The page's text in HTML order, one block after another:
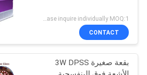
CONTACT
بقعة صغيرة 3W DPSS